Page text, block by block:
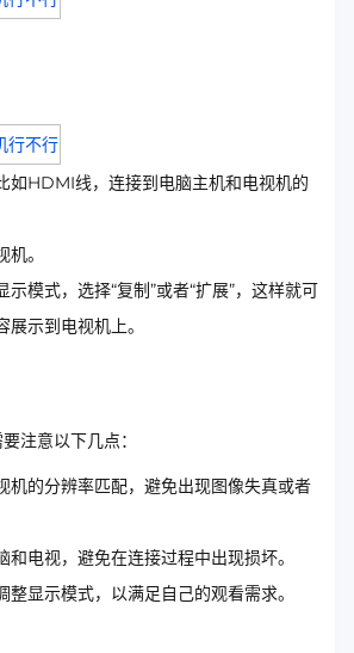
如HDMI线，连接到电脑主机和电视机的
。
模式，选择“复制”或者“扩展”，这样就可
示到电视机上。
注意以下几点：
机的分辨率匹配，避免出现图像失真或者
和电视，避免在连接过程中出现损坏。
整显示模式，以满足自己的观看需求。